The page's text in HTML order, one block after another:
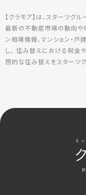
【クラモア】は、スターツグ
最新の不動産市場の動向や
ン相場情報、マンション・戸
し、 住み替えにおける税金
想的な住み替えをスターツ